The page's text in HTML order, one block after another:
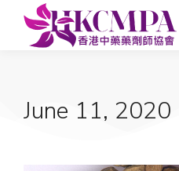
June 11, 2020